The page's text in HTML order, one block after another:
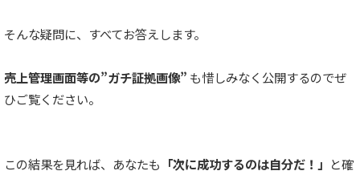
そんな疑問に、すべてお答えします。
売上管理画面等の”ガチ証拠画像” も惜しみなく公開するのでぜ
ひご覧ください。
この結果を見れば、あなたも 「次に成功するのは自分だ！」 と確